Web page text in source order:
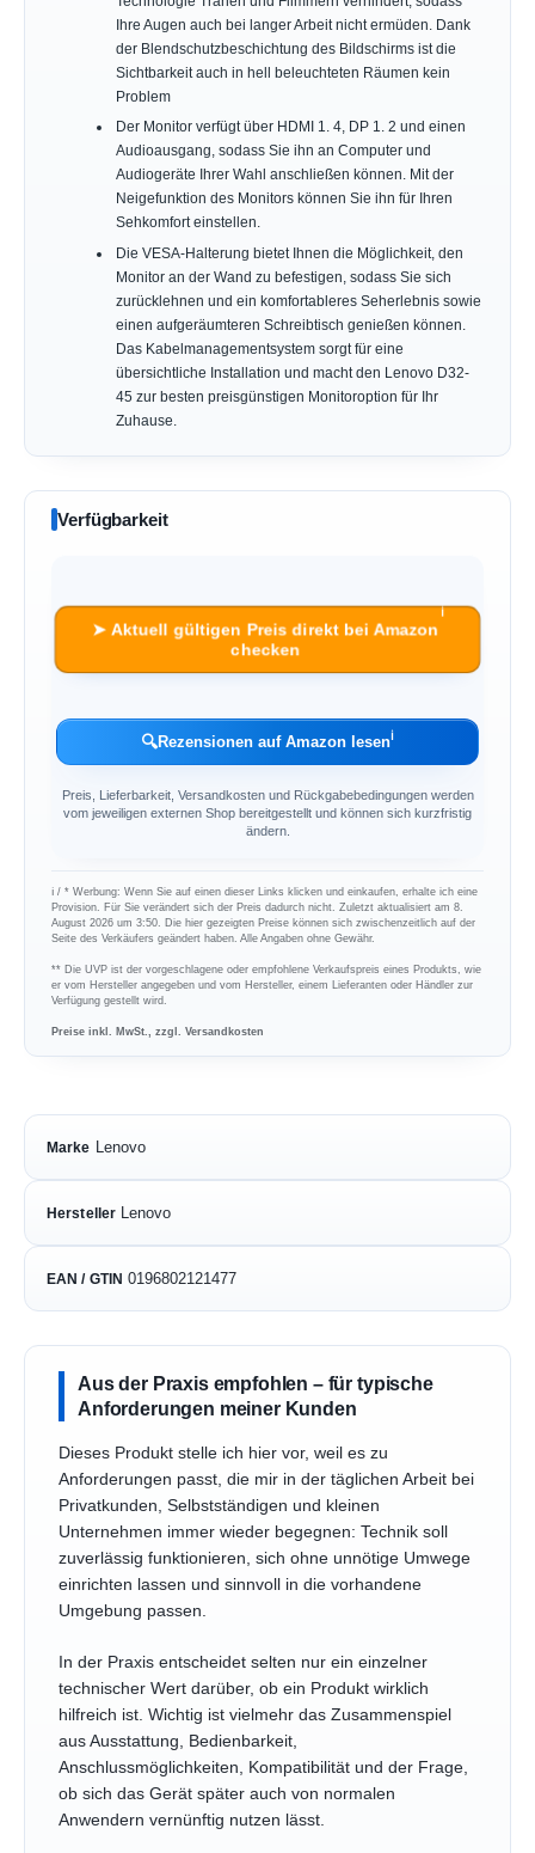
Ihre Augen auch bei langer Arbeit nicht ermüden. Dank
der Blendschutzbeschichtung des Bildschirms ist die
Sichtbarkeit auch in hell beleuchteten Räumen kein
Problem
Der Monitor verfügt über HDMI 1. 4, DP 1. 2 und einen
Audioausgang, sodass Sie ihn an Computer und
Audiogeräte Ihrer Wahl anschließen können. Mit der
Neigefunktion des Monitors können Sie ihn für Ihren
Sehkomfort einstellen.
Die VESA-Halterung bietet Ihnen die Möglichkeit, den
Monitor an der Wand zu befestigen, sodass Sie sich
zurücklehnen und ein komfortableres Seherlebnis sowie
einen aufgeräumteren Schreibtisch genießen können.
Das Kabelmanagementsystem sorgt für eine
übersichtliche Installation und macht den Lenovo D32-
45 zur besten preisgünstigen Monitoroption für Ihr
Zuhause.
Verfügbarkeit
➤ Aktuell gültigen Preis direkt bei Amazon
checken
ℹ︎
🔍Rezensionen auf Amazon lesenℹ︎
Preis, Lieferbarkeit, Versandkosten und Rückgabebedingungen werden
vom jeweiligen externen Shop bereitgestellt und können sich kurzfristig
ändern.
ℹ︎ / * Werbung: Wenn Sie auf einen dieser Links klicken und einkaufen, erhalte ich eine
Provision. Für Sie verändert sich der Preis dadurch nicht. Zuletzt aktualisiert am 8.
August 2026 um 3:50. Die hier gezeigten Preise können sich zwischenzeitlich auf der
Seite des Verkäufers geändert haben. Alle Angaben ohne Gewähr.
** Die UVP ist der vorgeschlagene oder empfohlene Verkaufspreis eines Produkts, wie
er vom Hersteller angegeben und vom Hersteller, einem Lieferanten oder Händler zur
Verfügung gestellt wird.
Preise inkl. MwSt., zzgl. Versandkosten
Marke Lenovo
Hersteller Lenovo
EAN / GTIN 0196802121477
Aus der Praxis empfohlen – für typische
Anforderungen meiner Kunden
Dieses Produkt stelle ich hier vor, weil es zu
Anforderungen passt, die mir in der täglichen Arbeit bei
Privatkunden, Selbstständigen und kleinen
Unternehmen immer wieder begegnen: Technik soll
zuverlässig funktionieren, sich ohne unnötige Umwege
einrichten lassen und sinnvoll in die vorhandene
Umgebung passen.
In der Praxis entscheidet selten nur ein einzelner
technischer Wert darüber, ob ein Produkt wirklich
hilfreich ist. Wichtig ist vielmehr das Zusammenspiel
aus Ausstattung, Bedienbarkeit,
Anschlussmöglichkeiten, Kompatibilität und der Frage,
ob sich das Gerät später auch von normalen
Anwendern vernünftig nutzen lässt.